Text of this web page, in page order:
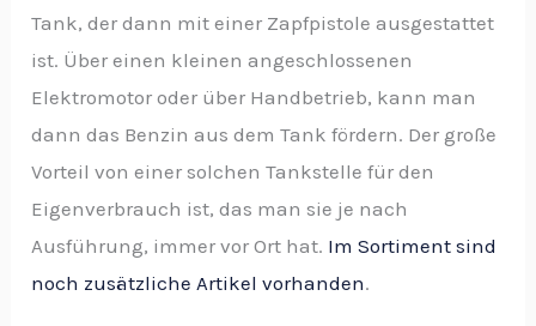
Tank, der dann mit einer Zapfpistole ausgestattet
ist. Über einen kleinen angeschlossenen
Elektromotor oder über Handbetrieb, kann man
dann das Benzin aus dem Tank fördern. Der große
Vorteil von einer solchen Tankstelle für den
Eigenverbrauch ist, das man sie je nach
Ausführung, immer vor Ort hat. Im Sortiment sind
noch zusätzliche Artikel vorhanden.